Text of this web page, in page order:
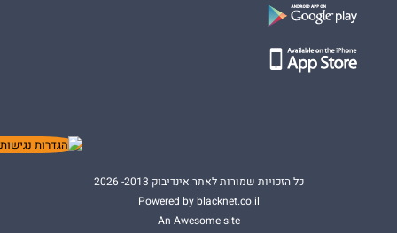
כל הזכויות שמורות לאתר אינדיבוק 2013- 2026
Powered by blacknet.co.il
An Awesome site